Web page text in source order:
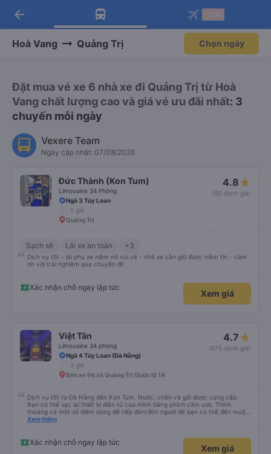
Tải app Vexere ngay!
Nhận ưu đãi thành viên độc
Mở app
Tải app Vexere
-30k/ghế khi đặt vé máy bay qua
Mở app
arrow_back
Hoà Vang Quảng Trị Chọn ngày
Đặt mua vé xe 6 nhà xe đi Quảng Trị từ Hoà
Vang chất lượng cao và giá vé ưu đãi nhất: 3
chuyến mỗi ngày
Vexere Team
Ngày cập nhật: 07/08/2026
Đức Thành (Kon Tum)
Limousine 34 Phòng
4.8
(80 đánh giá)
Ngã 3 Túy Loan
2 giờ
Quảng Trị
Sạch sẽ Lái xe an toàn +3
Dịch vụ tốt - lái phụ xe niềm nở vui vẻ - nhà xe cần giữ được niềm tin - cảm
ơn với trải nghiệm qua chuyến đi!
Xác nhận chỗ ngay lập tức
Xem giá
Việt Tân
Limousine 34 phòng
4.7
(675 đánh giá)
Ngã 4 Túy Loan (Đà Nẵng)
3 giờ
Bến xe thị xã Quảng Trị Quốc lộ 1A
Dịch vụ tốt từ Đà Nẵng đến Kon Tum. Nước, chăn và gối được cung cấp.
Bạn có thể sạc lại thiết bị điện tử của mình bằng phích cắm usb. Thỉnh
thoảng có một số điểm dừng để tiếp đón/đón người để bạn có thể đến muộn
hơn một chút so với mô tả. (Lưu ý: chúng tôi hiểu và nói được một chút
Xem thêm
Xác nhận chỗ ngay lập tức
Xem giá